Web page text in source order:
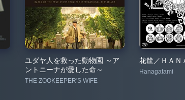
ユダヤ人を救った動物園 ～ア
ントニーナが愛した命～
THE ZOOKEEPER'S WIFE
花筐／ＨＡＮ
Hanagatami